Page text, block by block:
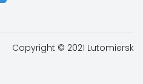
Copyright © 2021 Lutomiersk